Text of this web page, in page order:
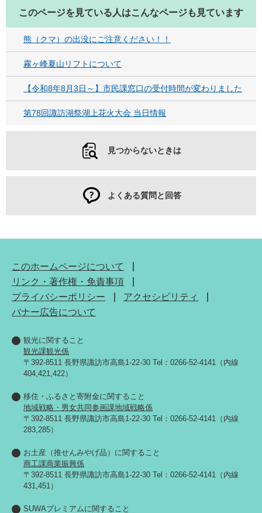
このページを見ている人はこんなページも見ています
熊（クマ）の出没にご注意ください！！
霧ヶ峰夏山リフトについて
【令和8年8月3日～】市民課窓口の受付時間が変わりました
第78回諏訪湖祭湖上花火大会 当日情報
見つからないときは
よくある質問と回答
このホームページについて
リンク・著作権・免責事項
プライバシーポリシー
アクセシビリティ
バナー広告について
観光に関すること
観光課観光係
〒392-8511 長野県諏訪市高島1-22-30 Tel：0266-52-4141（内線
404,421,422）
移住・ふるさと寄附金に関すること
地域戦略・男女共同参画課地域戦略係
〒392-8511 長野県諏訪市高島1-22-30 Tel：0266-52-4141（内線
283,285）
お土産（推せんみやげ品）に関すること
商工課商業振興係
〒392-8511 長野県諏訪市高島1-22-30 Tel：0266-52-4141（内線
431,451）
SUWAプレミアムに関すること